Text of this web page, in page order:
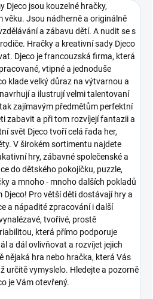
Djeco jsou kouzelné hračky,
věku. Jsou nádherně a originálně
a zábavu dětí. A nudit se s
Hračky a kreativní sady Djeco
Djeco je francouzská firma, která
vtipné a jednoduše
klade velký důraz na výtvarnou a
a ilustrují velmi talentovaní
zajímavým předmětům perfektní
zabavit a při tom rozvíjejí fantazii a
svět Djeco tvoří celá řada her,
V širokém sortimentu najdete
hry, zábavné společenské a
do dětského pokojíčku, puzzle,
a mnoho - mnoho dalších pokladů
Djeco! Pro větší děti dostávají hry a
a nápadité zpracování i další
tvořivé, prostě
která přímo podporuje
a dál ovlivňovat a rozvíjet jejich
nějaká hra nebo hračka, která Vás
určitě vymyslelo. Hledejte a pozorně
je Vám otevřený.